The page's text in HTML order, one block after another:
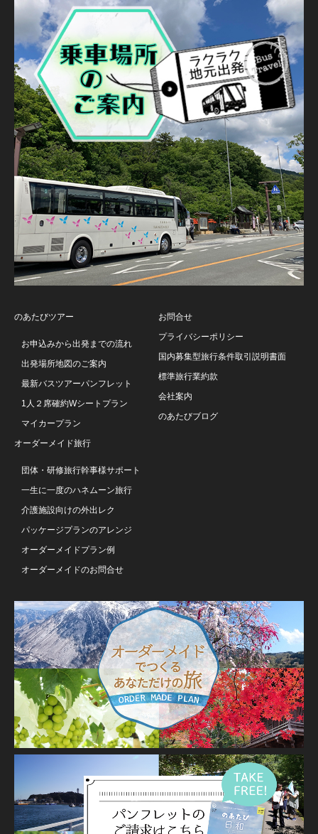
のあたびツアー
お申込みから出発までの流れ
出発場所地図のご案内
最新バスツアーパンフレット
1人２席確約Wシートプラン
マイカープラン
オーダーメイド旅行
団体・研修旅行幹事様サポート
一生に一度のハネムーン旅行
介護施設向けの外出レク
パッケージプランのアレンジ
オーダーメイドプラン例
オーダーメイドのお問合せ
お問合せ
プライバシーポリシー
国内募集型旅行条件取引説明書面
標準旅行業約款
会社案内
のあたびブログ